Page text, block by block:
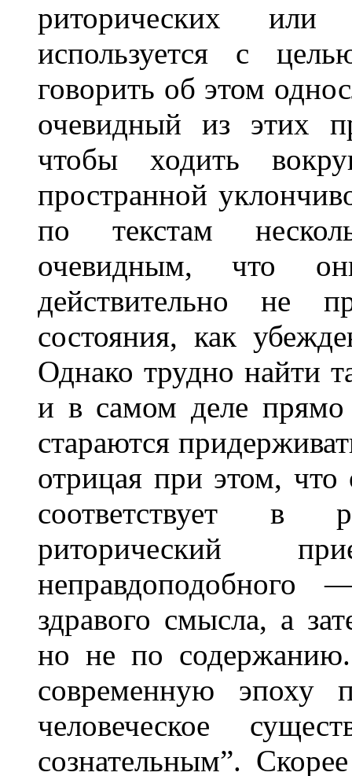
риторических или
используется с
говорить об этом
очевидный из этих
чтобы ходить
пространной
по текстам
очевидным, что
действительно не
состояния, как
Однако трудно найти
и в самом деле
стараются
отрицая при этом, что
соответствует в
риторический
неправдоподобного
здравого смысла, а
но не по
современную эпоху
человеческое
сознательным”.